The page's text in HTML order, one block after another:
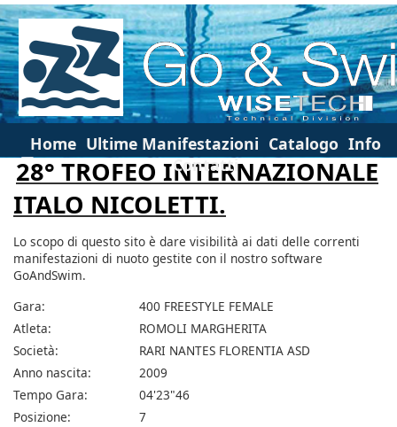
Home Ultime Manifestazioni Catalogo Info
Contatti
28° TROFEO INTERNAZIONALE
ITALO NICOLETTI.
Lo scopo di questo sito è dare visibilità ai dati delle correnti
manifestazioni di nuoto gestite con il nostro software
GoAndSwim.
Gara:
400 FREESTYLE FEMALE
Atleta:
ROMOLI MARGHERITA
Società:
RARI NANTES FLORENTIA ASD
Anno nascita:
2009
Tempo Gara:
04'23"46
Posizione:
7